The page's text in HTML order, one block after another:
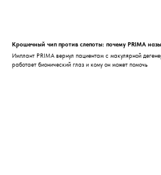
Крошечный чип против слепоты: почему PRIMA
Имплант PRIMA вернул пациентам с макулярной
работает бионический глаз и кому он может помочь